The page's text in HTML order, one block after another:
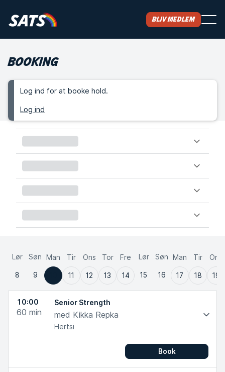
Bliv medlem
BOOKING
Log ind for at booke hold.
Log ind
Lør
8
Søn
9
Man Tir
11
Ons
12
Tor
13
Fre
14
Lør
15
Søn
16
Man
17
Tir
18
Ons
19
10:00
60 min
Senior Strength
med Kikka Repka
Hertsi
Book